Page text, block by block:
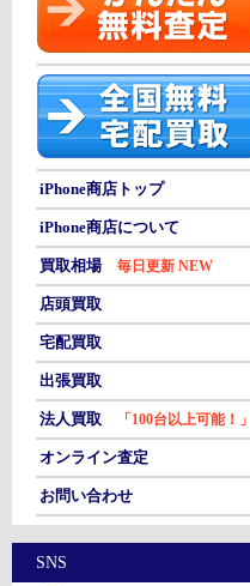
iPhone商店トップ
iPhone商店について
買取相場 毎日更新 NEW
店頭買取
宅配買取
出張買取
法人買取 「100台以上可能！」
オンライン査定
お問い合わせ
SNS